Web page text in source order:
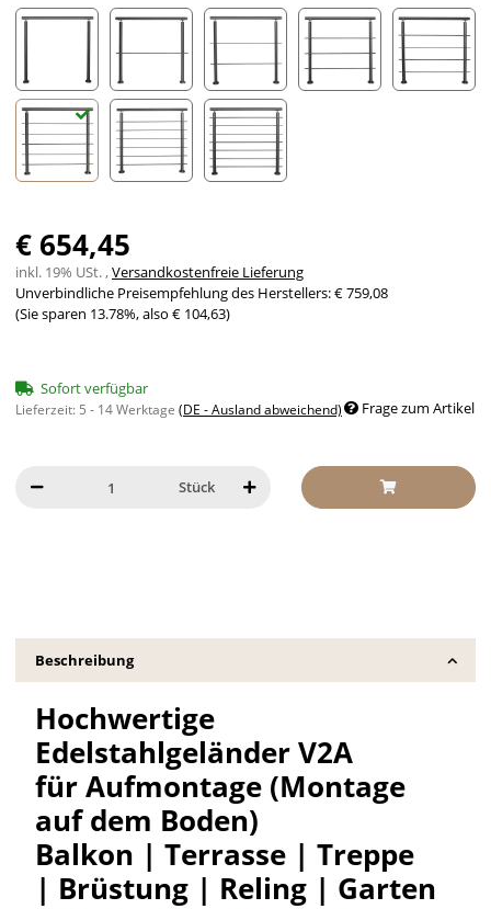
ohne Streben mit 1 Strebe mit 2 Streben
€ 654,45
inkl. 19% USt. ,Versandkostenfreie Lieferung
Unverbindliche Preisempfehlung des Herstellers:€ 759,08
(Sie sparen 13.78%, also € 104,63)
Sofort verfügbar
Lieferzeit: 5 - 14 Werktage (DE - Ausland abweichend) Frage zum Artikel
Stück
Beschreibung
Hochwertige
Edelstahlgeländer V2A
für Aufmontage (Montage
auf dem Boden)
Balkon | Terrasse | Treppe
| Brüstung | Reling | Garten